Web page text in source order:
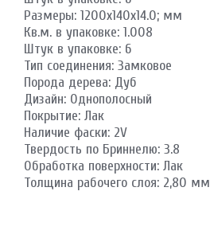
Размеры: 1200х140х14.0; мм
Кв.м. в упаковке: 1.008
Штук в упаковке: 6
Тип соединения: Замковое
Порода дерева: Дуб
Дизайн: Однополосный
Покрытие: Лак
Наличие фаски: 2V
Твердость по Бриннелю: 3.8
Обработка поверхности: Лак
Толщина рабочего слоя: 2,80 мм